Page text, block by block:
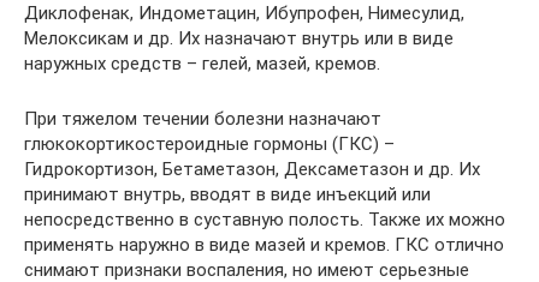
Диклофенак, Индометацин, Ибупрофен, Нимесулид,
Мелоксикам и др. Их назначают внутрь или в виде
наружных средств – гелей, мазей, кремов.
При тяжелом течении болезни назначают
глюкокортикостероидные гормоны (ГКС) –
Гидрокортизон, Бетаметазон, Дексаметазон и др. Их
принимают внутрь, вводят в виде инъекций или
непосредственно в суставную полость. Также их можно
применять наружно в виде мазей и кремов. ГКС отлично
снимают признаки воспаления, но имеют серьезные